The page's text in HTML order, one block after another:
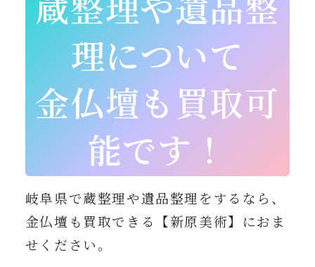
理について
金仏壇も買取可
能です！
岐阜県で蔵整理や遺品整理をするなら、
金仏壇も買取できる【新原美術】におま
せください。